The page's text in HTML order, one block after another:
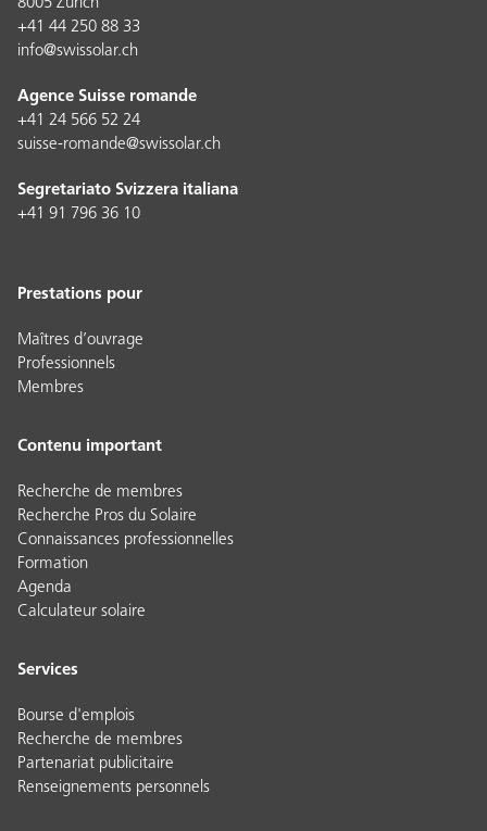
8005 Zürich
+41 44 250 88 33
info@swissolar.ch
Agence Suisse romande
+41 24 566 52 24
suisse-romande@swissolar.ch
Segretariato Svizzera italiana
+41 91 796 36 10
Prestations pour
Maîtres d’ouvrage
Professionnels
Membres
Contenu important
Recherche de membres
Recherche Pros du Solaire
Connaissances professionnelles
Formation
Agenda
Calculateur solaire
Services
Bourse d'emplois
Recherche de membres
Partenariat publicitaire
Renseignements personnels